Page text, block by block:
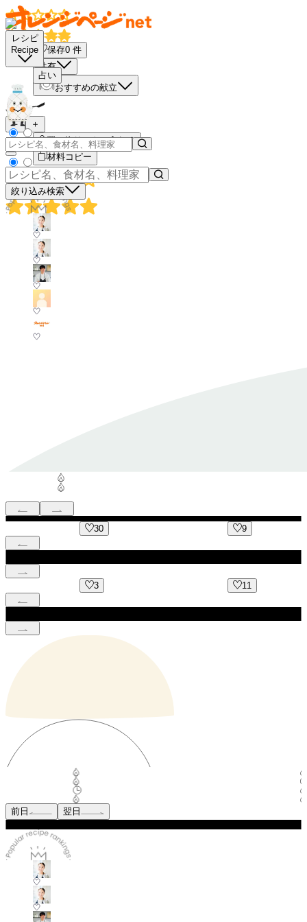
レシピ
Recipe
占い
絞り込み検索
保存0 件
共有
おすすめの献立
－
＋
買い物リストに入れる
材料コピー
30 9
3 11
前日 翌日